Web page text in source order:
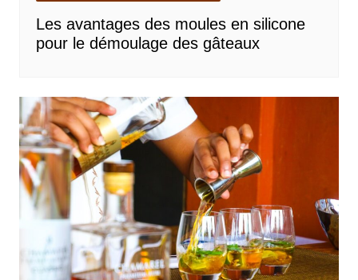
Les avantages des moules en silicone
pour le démoulage des gâteaux